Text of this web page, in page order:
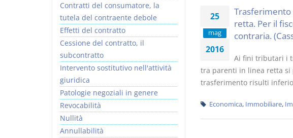
25
mag
2016
Trasferimento
retta. Per il
contraria.
Ai fini tributari i
tra parenti in linea retta si
trasferimento risulti
Economica, Immobiliare,
Contratti del consumatore, la
tutela del contraente debole
Effetti del contratto
Cessione del contratto, il
subcontratto
Intervento sostitutivo nell'attività
giuridica
Patologie negoziali in genere
Revocabilità
Nullità
Annullabilità